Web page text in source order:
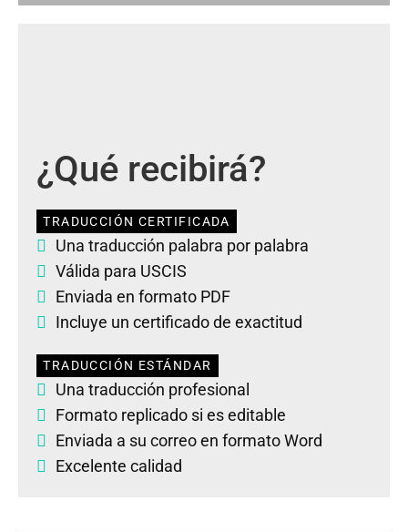
¿Qué recibirá?
TRADUCCIÓN CERTIFICADA
Una traducción palabra por palabra
Válida para USCIS
Enviada en formato PDF
Incluye un certificado de exactitud
TRADUCCIÓN ESTÁNDAR
Una traducción profesional
Formato replicado si es editable
Enviada a su correo en formato Word
Excelente calidad